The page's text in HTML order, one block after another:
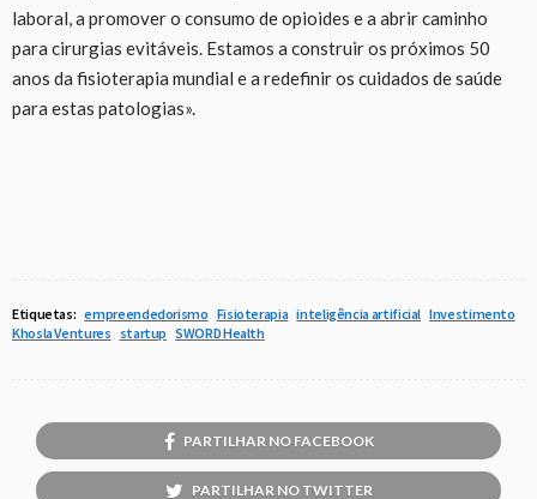
laboral, a promover o consumo de opioides e a abrir caminho
para cirurgias evitáveis. Estamos a construir os próximos 50
anos da fisioterapia mundial e a redefinir os cuidados de saúde
para estas patologias».
Etiquetas: empreendedorismo Fisioterapia inteligência artificial Investimento
Khosla Ventures startup SWORD Health
PARTILHAR NO FACEBOOK
PARTILHAR NO TWITTER